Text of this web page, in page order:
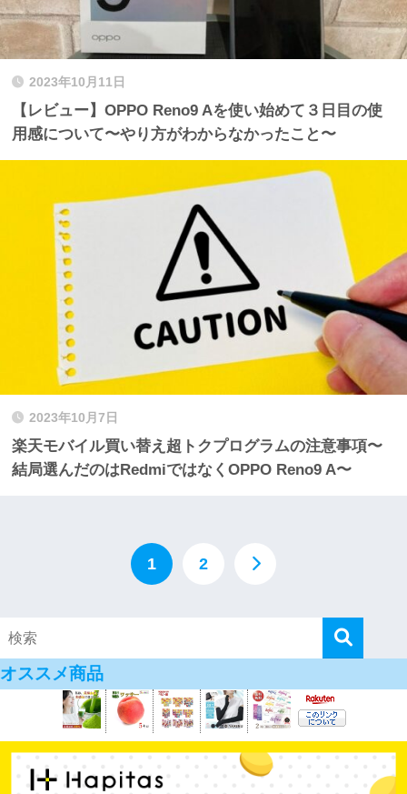
2023年10月11日
【レビュー】OPPO Reno9 Aを使い始めて３日目の使
用感について〜やり方がわからなかったこと〜
2023年10月7日
楽天モバイル買い替え超トクプログラムの注意事項〜
結局選んだのはRedmiではなくOPPO Reno9 A〜
1 2
オススメ商品